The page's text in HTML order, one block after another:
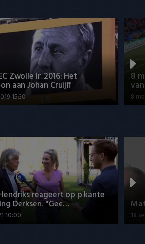
Zwolle in 2016: Het
aan Johan Cruijff
15:30
8
8
reageert op pikante
Derksen: "Gee…
10:00 18